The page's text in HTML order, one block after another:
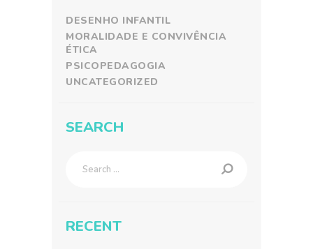
DESENHO INFANTIL
MORALIDADE E CONVIVÊNCIA
ÉTICA
PSICOPEDAGOGIA
UNCATEGORIZED
SEARCH
RECENT